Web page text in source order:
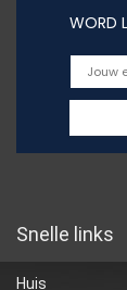
WORD
Snelle links
Huis